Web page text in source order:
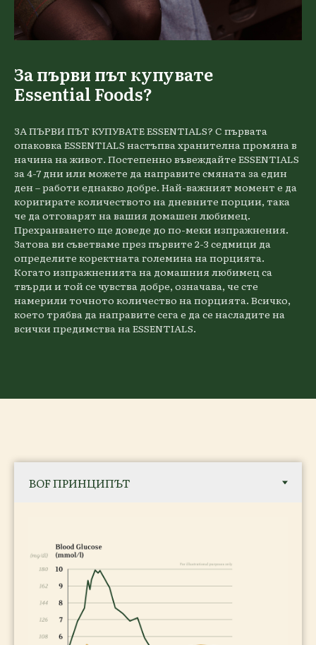
За първи път купувате
Essential Foods?
ЗА ПЪРВИ ПЪТ КУПУВАТЕ ESSENTIALS? С първата
опаковка ESSENTIALS настъпва хранителна промяна в
начина на живот. Постепенно въвеждайте ESSENTIALS
за 4-7 дни или можете да направите смяната за един
ден – работи еднакво добре. Най-важният момент е да
коригирате количеството на дневните порции, така
че да отговарят на вашия домашен любимец.
Прехранването ще доведе до по-меки изпражнения.
Затова ви съветваме през първите 2-3 седмици да
определите коректната големина на порцията.
Когато изпражненията на домашния любимец са
твърди и той се чувства добре, означава, че сте
намерили точното количество на порцията. Всичко,
което трябва да направите сега е да се насладите на
всички предимства на ESSENTIALS.